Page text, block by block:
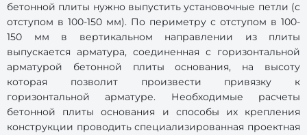
бетонной плиты нужно выпустить установочные петли (с
отступом в 100-150 мм). По периметру с отступом в 100-
150 мм в вертикальном направлении из плиты
выпускается арматура, соединенная с горизонтальной
арматурой бетонной плиты основания, на высоту
которая позволит произвести привязку к
горизонтальной арматуре. Необходимые расчеты
бетонной плиты основания и способы их крепления
конструкции проводить специализированная проектная